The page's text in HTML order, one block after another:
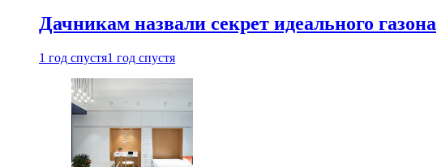
Дачникам назвали секрет идеального газона
1 год спустя1 год спустя